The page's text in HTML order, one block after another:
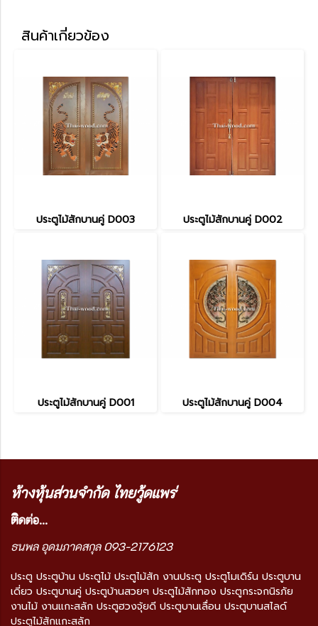
สินค้าเกี่ยวข้อง
ประตูไม้สักบานคู่ D003 ประตูไม้สักบานคู่ D002
ประตูไม้สักบานคู่ D001 ประตูไม้สักบานคู่ D004
ห้างหุ้นส่วนจำกัด ไทยวู้ดแพร่
ติดต่อ...
ธนพล อุดมภาคสกุล 093-2176123
ประตู ประตูบ้าน ประตูไม้ ประตูไม้สัก งานประตู ประตูโมเดิร์น ประตูบาน
เดี่ยว ประตูบานคู่ ประตูบ้านสวยๆ ประตูไม้สักทอง ประตูกระจกนิรภัย
งานไม้ งานแกะสลัก ประตูฮวงจุ้ยดี ประตูบานเลื่อน ประตูบานสไลด์
ประตูไม้สักแกะสลัก